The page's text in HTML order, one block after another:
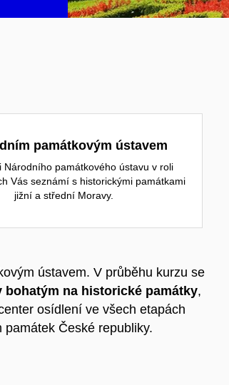
památkovým ústavem
Národního památkového ústavu v roli
Vás seznámí s historickými památkami
jižní a střední Moravy.
ústavem. V průběhu kurzu se
na historické památky,
osídlení ve všech etapách
České republiky.